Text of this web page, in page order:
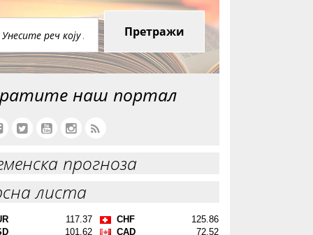
Претражи
наш портал
прогноза
листа